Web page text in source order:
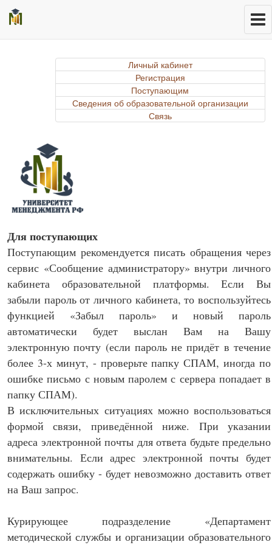
Личный кабинет
Регистрация
Поступающим
Сведения об образовательной организации
Связь
Для поступающих
Поступающим рекомендуется писать обращения через
сервис «Сообщение администратору» внутри личного
кабинета образовательной платформы. Если Вы
забыли пароль от личного кабинета, то воспользуйтесь
функцией «Забыл пароль» и новый пароль
автоматически будет выслан Вам на Вашу
электронную почту (если пароль не придёт в течение
более 3-х минут, - проверьте папку СПАМ, иногда по
ошибке письмо с новым паролем с сервера попадает в
папку СПАМ).
В исключительных ситуациях можно воспользоваться
формой связи, приведённой ниже. При указании
адреса электронной почты для ответа будьте предельно
внимательны. Если адрес электронной почты будет
содержать ошибку - будет невозможно доставить ответ
на Ваш запрос.
Курирующее подразделение «Департамент
методической службы и организации образовательного